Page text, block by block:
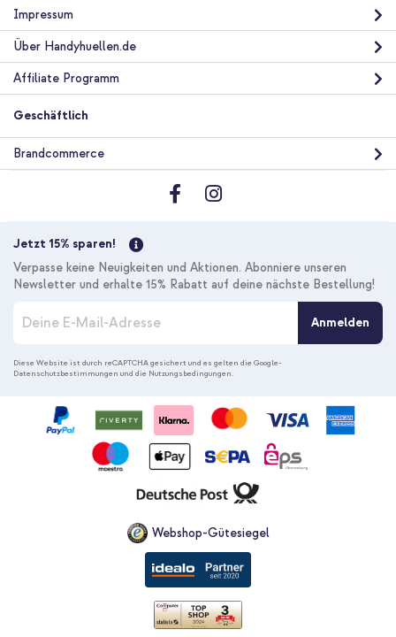
Impressum
Über Handyhuellen.de
Affiliate Programm
Geschäftlich
Brandcommerce
Jetzt 15% sparen!
Verpasse keine Neuigkeiten und Aktionen. Abonniere unseren
Newsletter und erhalte 15% Rabatt auf deine nächste Bestellung!
d
e
Anmelden
Diese Website ist durch reCAPTCHA gesichert und es gelten dieGoogle-
Datenschutzbestimmungen und die Nutzungsbedingungen.
Webshop-Gütesiegel